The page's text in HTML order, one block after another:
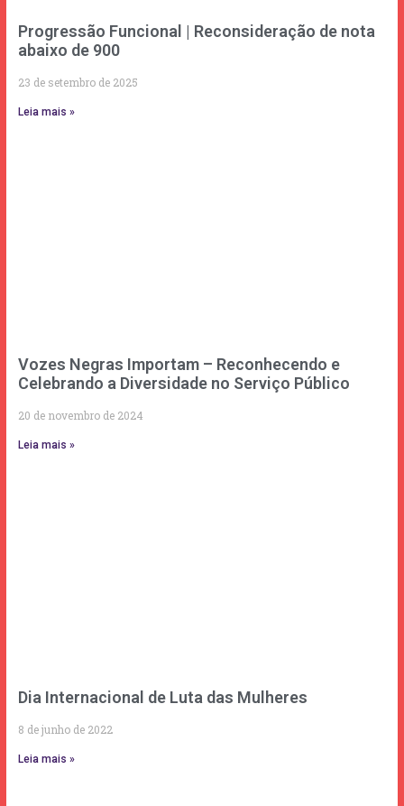
Progressão Funcional | Reconsideração de nota
abaixo de 900
23 de setembro de 2025
Leia mais »
Vozes Negras Importam – Reconhecendo e
Celebrando a Diversidade no Serviço Público
20 de novembro de 2024
Leia mais »
Dia Internacional de Luta das Mulheres
8 de junho de 2022
Leia mais »